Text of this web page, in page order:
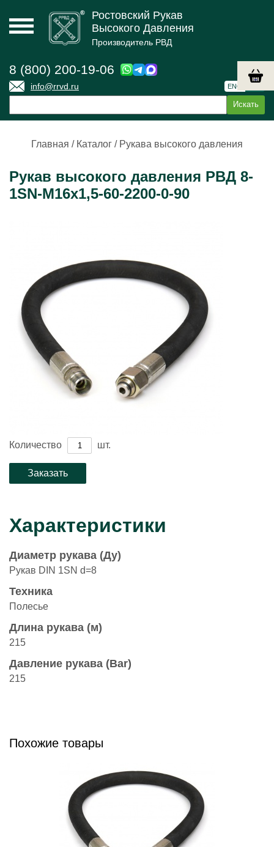
Ростовский Рукав
Высокого Давления
Производитель РВД
8 (800) 200-19-06
info@rrvd.ru ENG
Главная / Каталог / Рукава высокого давления
Рукав высокого давления РВД 8-
1SN-M16х1,5-60-2200-0-90
Количество шт.
Характеристики
Диаметр рукава (Ду)
Рукав DIN 1SN d=8
Техника
Полесье
Длина рукава (м)
215
Давление рукава (Bar)
215
Похожие товары